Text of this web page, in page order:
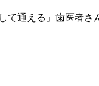
通える」歯医者さ